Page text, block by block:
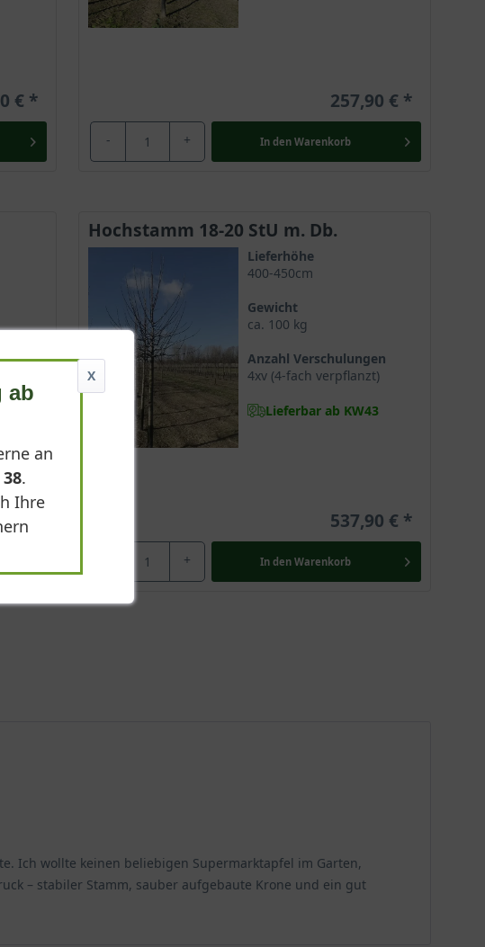
€ 257,90 €
- + In den Warenkorb
€
Hochstamm 18-20 StU m. Db.
Lieferhöhe
400-450cm
Gewicht
ca. 100 kg
Anzahl Verschulungen
4xv (4-fach verpflanzt)
Lieferbar ab KW43
537,90 €
+ In den Warenkorb
Ich wollte keinen beliebigen Supermarktapfel im Garten,
– stabiler Stamm, sauber aufgebaute Krone und ein gut
X
ab
an
.
Ihre